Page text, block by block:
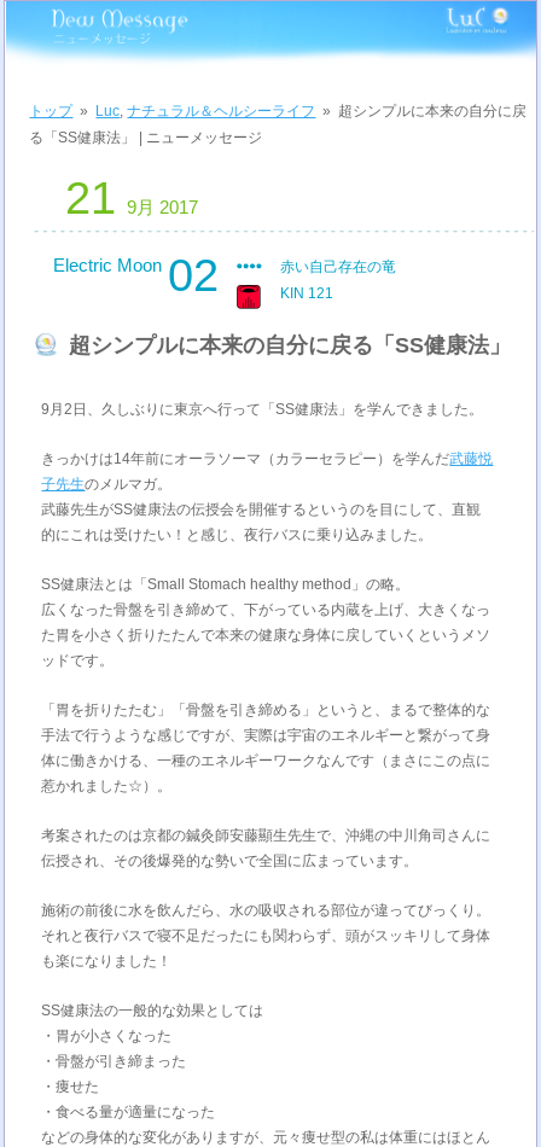
トップ» Luc,ナチュラル＆ヘルシーライフ » 超シンプルに本来の自分に戻
る「SS健康法」 | ニューメッセージ
21 9月 2017
Electric Moon 02
赤い自己存在の竜
KIN 121
超シンプルに本来の自分に戻る「SS健康法」
9月2日、久しぶりに東京へ行って「SS健康法」を学んできました。
きっかけは14年前にオーラソーマ（カラーセラピー）を学んだ武藤悦
子先生のメルマガ。
武藤先生がSS健康法の伝授会を開催するというのを目にして、直観
的にこれは受けたい！と感じ、夜行バスに乗り込みました。
SS健康法とは「Small Stomach healthy method」の略。
広くなった骨盤を引き締めて、下がっている内蔵を上げ、大きくなっ
た胃を小さく折りたたんで本来の健康な身体に戻していくというメソ
ッドです。
「胃を折りたたむ」「骨盤を引き締める」というと、まるで整体的な
手法で行うような感じですが、実際は宇宙のエネルギーと繋がって身
体に働きかける、一種のエネルギーワークなんです（まさにこの点に
惹かれました☆）。
考案されたのは京都の鍼灸師安藤顯生先生で、沖縄の中川角司さんに
伝授され、その後爆発的な勢いで全国に広まっています。
施術の前後に水を飲んだら、水の吸収される部位が違ってびっくり。
それと夜行バスで寝不足だったにも関わらず、頭がスッキリして身体
も楽になりました！
SS健康法の一般的な効果としては
・胃が小さくなった
・骨盤が引き締まった
・痩せた
・食べる量が適量になった
などの身体的な変化がありますが、元々痩せ型の私は体重にはほとん